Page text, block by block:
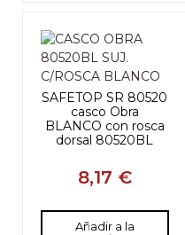
SAFETOP SR 80520
casco Obra
BLANCO con rosca
dorsal 80520BL
8,17 €
Añadir a la